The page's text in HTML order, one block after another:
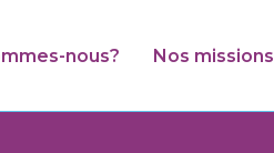
nous? Nos missions